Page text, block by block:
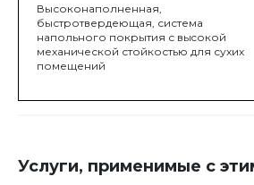
Высоконаполненная,
быстротвердеющая, система
напольного покрытия с выcокой
механической стойкостью для сухих
помещений
Услуги, применимые с